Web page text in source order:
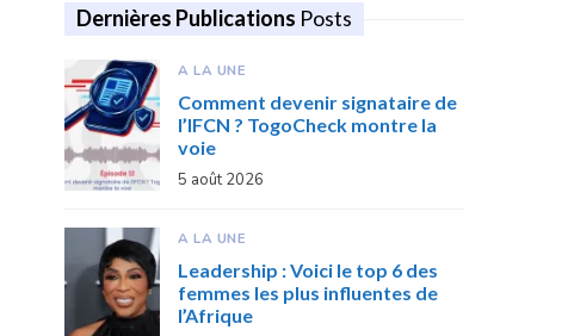
Dernières Publications Posts
A LA UNE
Comment devenir signataire de
l’IFCN ? TogoCheck montre la
voie
5 août 2026
A LA UNE
Leadership : Voici le top 6 des
femmes les plus influentes de
l’Afrique